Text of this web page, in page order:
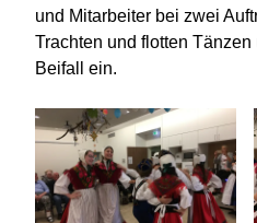
und Mitarbeiter bei zwei
Trachten und flotten Tänzen
Beifall ein.